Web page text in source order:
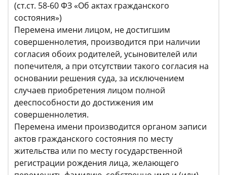
(ст.ст. 58-60 ФЗ «Об актах гражданского
состояния»)
Перемена имени лицом, не достигшим
совершеннолетия, производится при наличии
согласия обоих родителей, усыновителей или
попечителя, а при отсутствии такого согласия на
основании решения суда, за исключением
случаев приобретения лицом полной
дееспособности до достижения им
совершеннолетия.
Перемена имени производится органом записи
актов гражданского состояния по месту
жительства или по месту государственной
регистрации рождения лица, желающего